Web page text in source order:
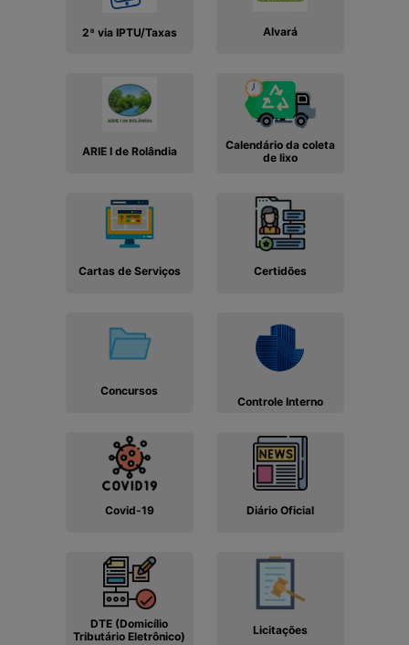
2ª via IPTU/Taxas Alvará
ARIE I de Rolândia
Calendário da coleta
de lixo
Cartas de Serviços Certidões
Concursos
Controle Interno
Covid-19 Diário Oficial
DTE (Domicílio
Tributário Eletrônico)
Licitações